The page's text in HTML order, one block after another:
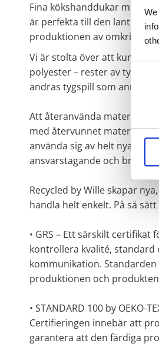
Fina kökshanddukar med
är perfekta till den lantliga
produktionen av omkring
Vi är stolta över att kunna
polyester – rester av tyger
andras tygspill som annars
Att återanvända material i
med återvunnet material
använda sig av helt nya
ansvarstagande och bra
Recycled by Wille skapar
handla helt enkelt. På så
• GRS – Ett särskilt
kontrollera kvalité,
kommunikation.
produktionen och
• STANDARD 100 by
Certifieringen innebär att
garantera att den färdiga